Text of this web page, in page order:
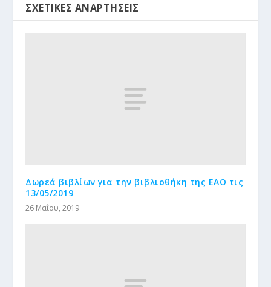
ΣΧΕΤΙΚΈΣ ΑΝΑΡΤΉΣΕΙΣ
Δωρεά βιβλίων για την βιβλιοθήκη της ΕΑΟ τις
13/05/2019
26 Μαΐου, 2019